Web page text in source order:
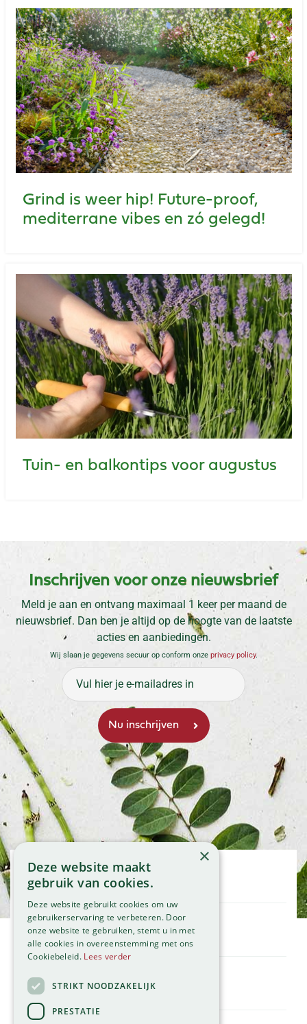
Grind is weer hip! Future-proof,
mediterrane vibes en zó gelegd!
Tuin- en balkontips voor augustus
Inschrijven voor onze nieuwsbrief
Meld je aan en ontvang maximaal 1 keer per maand de
nieuwsbrief. Dan ben je altijd op de hoogte van de laatste
acties en aanbiedingen.
Wij slaan je gegevens secuur op conform onze privacy policy.
Openingstijden
Maandag
Dinsdag
Woensdag
Donderdag
Vrijdag
Zaterdag
Zondag
Klantenservice
Service
Tuincentrum
Contact
Global Garden
×
Deze website maakt
gebruik van cookies.
Deze website gebruikt cookies om uw
gebruikerservaring te verbeteren. Door
onze website te gebruiken, stemt u in met
alle cookies in overeenstemming met ons
Cookiebeleid. Lees verder
STRIKT NOODZAKELIJK
PRESTATIE